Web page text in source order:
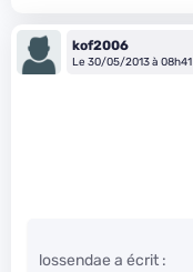
kof2006
Le 30/05/2013 à 08h41
lossendae a écrit :